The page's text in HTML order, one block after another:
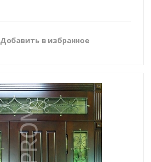
Добавить в избранное